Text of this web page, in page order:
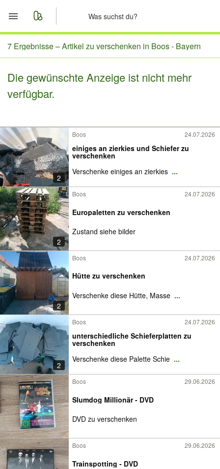
Start
Nachrichten
7 Ergebnisse –Artikel zu verschenken in Boos - Bayern
Die gewünschte Anzeige ist nicht mehr
verfügbar.
2
Boos 24.07.2026
einiges an zierkies und Schiefer zu
verschenken
Verschenke einiges an zierkies ...
2
Boos 24.07.2026
Europaletten zu verschenken
Zustand siehe bilder
2
Boos 24.07.2026
Hütte zu verschenken
Verschenke diese Hütte, Masse ...
2
Boos 24.07.2026
unterschiedliche Schieferplatten zu
verschenken
Verschenke diese Palette Schie ...
Boos 29.06.2026
Slumdog Millionär - DVD
DVD zu verschenken
Boos 29.06.2026
Trainspotting - DVD